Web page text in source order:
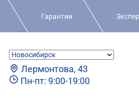
Гарантии
Лермонтова, 43
Пн-пт: 9:00-19:00